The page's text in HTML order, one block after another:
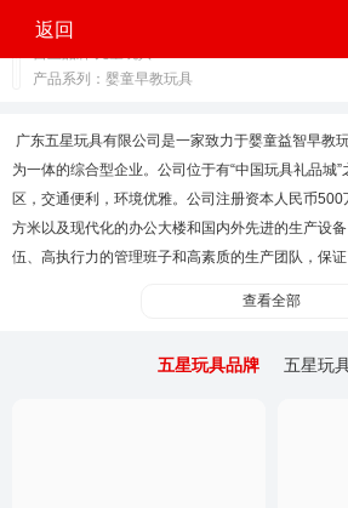
返回
五星玩具（FIVE STAR TOYS）
产品系列：婴童早教玩具
广东五星玩具有限公司是一家致力于婴童益智早教
为一体的综合型企业。公司位于有“中国玩具礼品城
区，交通便利，环境优雅。公司注册资本人民币
方米以及现代化的办公大楼和国内外先进的生产设
伍、高执行力的管理班子和高素质的生产团队，保证
查看全部
五星玩具品牌 五星玩